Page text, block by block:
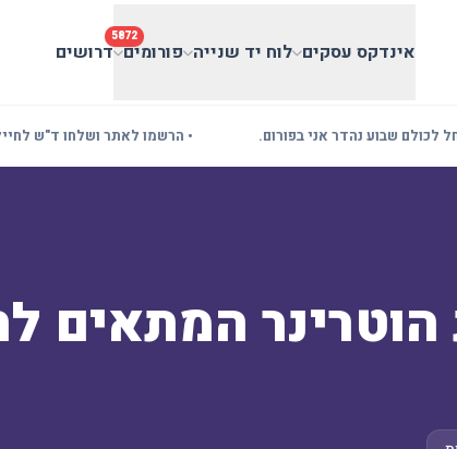
אינדקס עסקים לוח יד שנייה פורומים
5872
דרושים
שבוע נהדר אני בפורום. • הרשמו לאתר ושלחו ד"ש
הוטרינר המתאים